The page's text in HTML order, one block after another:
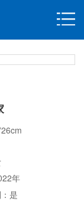
年
是